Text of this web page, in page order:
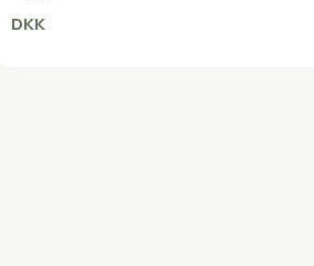
DKK